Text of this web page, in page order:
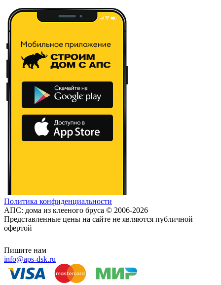
Политика конфиденциальности
АПС: дома из клееного бруса © 2006-2026
Представленные цены на сайте не являются публичной
офертой
Пишите нам
info@aps-dsk.ru